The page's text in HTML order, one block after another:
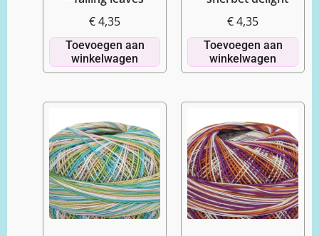
€4,35
Toevoegen aan
winkelwagen
€4,35
Toevoegen aan
winkelwagen